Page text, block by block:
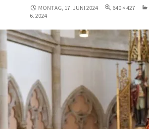
MONTAG, 17. JUNI 2024 640 × 427
6. 2024